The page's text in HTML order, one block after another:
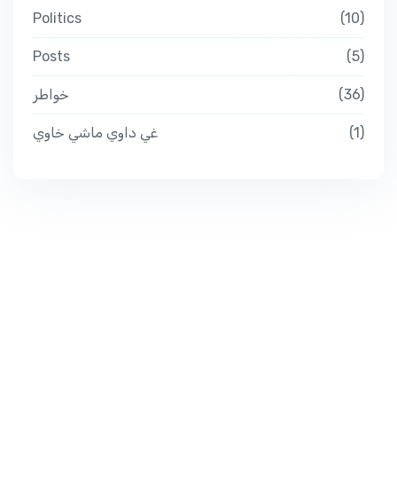
Politics 10
Posts 5
خواطر 36
غي داوي ماشي خاوي 1